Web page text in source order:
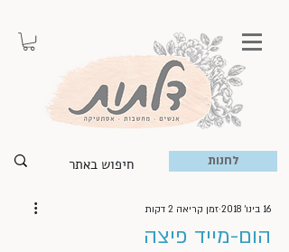
לחנות
הום-מייד פיצה
16 בינו׳ 2018 זמן קריאה 2 דקות